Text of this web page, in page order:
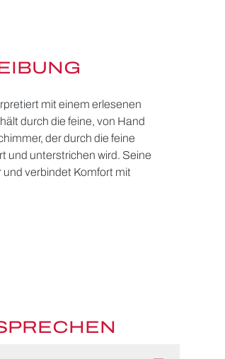
mit einem erlesenen
durch die feine, von Hand
der durch die feine
und unterstrichen wird. Seine
verbindet Komfort mit